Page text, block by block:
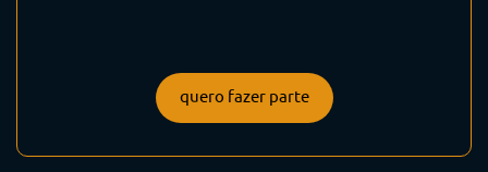
quero fazer parte